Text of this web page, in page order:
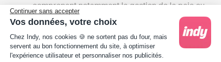
Continuer sans accepter
Vos données, votre choix
Plateforme de Gestion du Consentement :
Chez Indy, nos cookies 🍪 ne sortent pas du four, mais
servent au bon fonctionnement du site, à optimiser
l'expérience utilisateur et personnaliser nos publicités.
comprenant notamment la gestion de la paie ou
l'établissement d'un budget prévisionnel, ces
tarifs peuvent s'élever à plusieurs milliers
d'euros.
En utlisant une comptabilité en ligne comme